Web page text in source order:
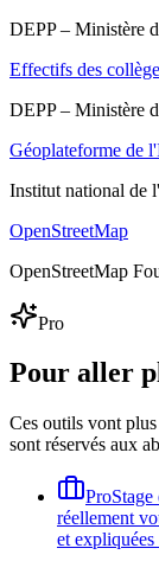
DEPP – Ministère
Effectifs des
DEPP – Ministère
Géoplateforme de
Institut national de
OpenStreetMap
OpenStreetMap
Pro
Pour aller
Ces outils vont
sont réservés aux
ProStage
réellement
et